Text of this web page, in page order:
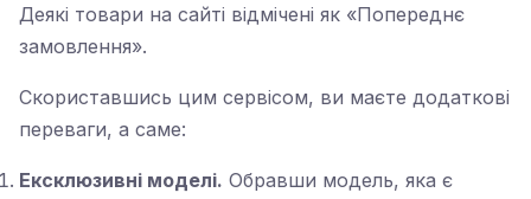
Деякі товари на сайті відмічені як «Попереднє
замовлення».
Скориставшись цим сервісом, ви маєте додаткові
переваги, а саме:
Ексклюзивні моделі. Обравши модель, яка є